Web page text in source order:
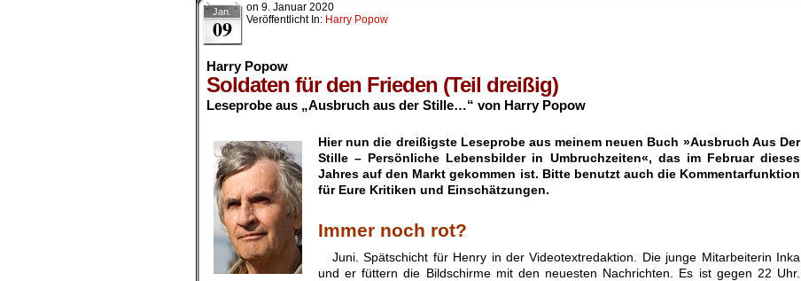
Jan.
09
on 9. Januar 2020
Veröffentlicht In: Harry Popow
Harry Popow
Soldaten für den Frieden (Teil dreißig)
Leseprobe aus „Ausbruch aus der Stille…“ von Harry Popow
Hier nun die dreißigste Leseprobe aus meinem neuen Buch »Ausbruch Aus Der
Stille – Persönliche Lebensbilder in Umbruchzeiten«, das im Februar dieses
Jahres auf den Markt gekommen ist. Bitte benutzt auch die Kommentarfunktion
für Eure Kritiken und Einschätzungen.
Immer noch rot?
Juni. Spätschicht für Henry in der Videotextredaktion. Die junge Mitarbeiterin Inka
und er füttern die Bildschirme mit den neuesten Nachrichten. Es ist gegen 22 Uhr.